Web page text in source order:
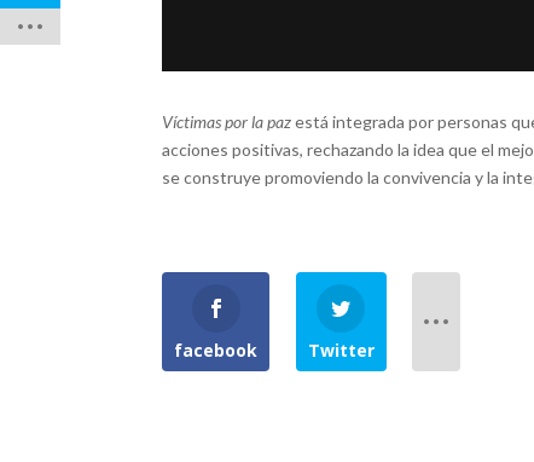
Víctimas por la pazestá integrada por personas
acciones positivas, rechazando la idea que el
se construye promoviendo la convivencia y la
facebook Twitter